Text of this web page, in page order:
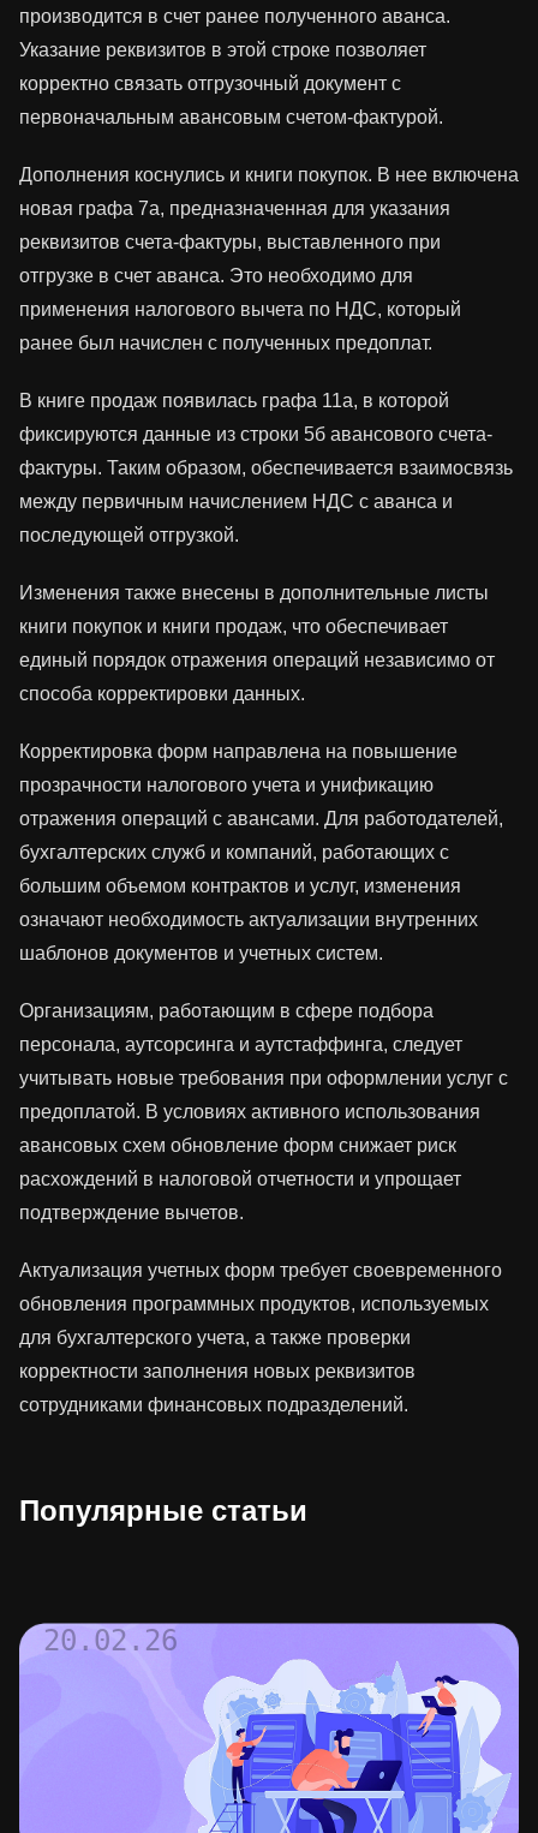
производится в счет ранее полученного аванса.
Указание реквизитов в этой строке позволяет
корректно связать отгрузочный документ с
первоначальным авансовым счетом-фактурой.
Дополнения коснулись и книги покупок. В нее включена
новая графа 7а, предназначенная для указания
реквизитов счета-фактуры, выставленного при
отгрузке в счет аванса. Это необходимо для
применения налогового вычета по НДС, который
ранее был начислен с полученных предоплат.
В книге продаж появилась графа 11а, в которой
фиксируются данные из строки 5б авансового счета-
фактуры. Таким образом, обеспечивается взаимосвязь
между первичным начислением НДС с аванса и
последующей отгрузкой.
Изменения также внесены в дополнительные листы
книги покупок и книги продаж, что обеспечивает
единый порядок отражения операций независимо от
способа корректировки данных.
Корректировка форм направлена на повышение
прозрачности налогового учета и унификацию
отражения операций с авансами. Для работодателей,
бухгалтерских служб и компаний, работающих с
большим объемом контрактов и услуг, изменения
означают необходимость актуализации внутренних
шаблонов документов и учетных систем.
Организациям, работающим в сфере подбора
персонала, аутсорсинга и аутстаффинга, следует
учитывать новые требования при оформлении услуг с
предоплатой. В условиях активного использования
авансовых схем обновление форм снижает риск
расхождений в налоговой отчетности и упрощает
подтверждение вычетов.
Актуализация учетных форм требует своевременного
обновления программных продуктов, используемых
для бухгалтерского учета, а также проверки
корректности заполнения новых реквизитов
сотрудниками финансовых подразделений.
Популярные статьи
20.02.26